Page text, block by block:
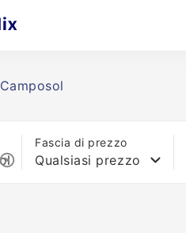
Camposol
Fascia di prezzo
Qualsiasi prezzo